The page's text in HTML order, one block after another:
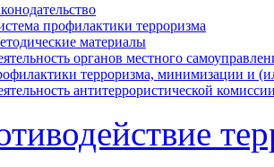
профилактики терроризма
материалы
органов местного
терроризма, минимизации и
антитеррористической